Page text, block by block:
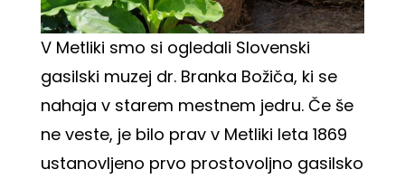
V Metliki smo si ogledali Slovenski
gasilski muzej dr. Branka Božiča, ki se
nahaja v starem mestnem jedru. Če še
ne veste, je bilo prav v Metliki leta 1869
ustanovljeno prvo prostovoljno gasilsko